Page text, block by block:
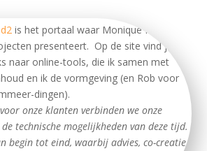
is het portaal waar Monique Hammink
presenteert. Op de site vind je
naar online-tools, die ik samen met
en ik de vormgeving (en Rob voor
dingen).
onze klanten verbinden we onze
technische mogelijkheden van deze tijd.
begin tot eind, waarbij advies, co-creatie,